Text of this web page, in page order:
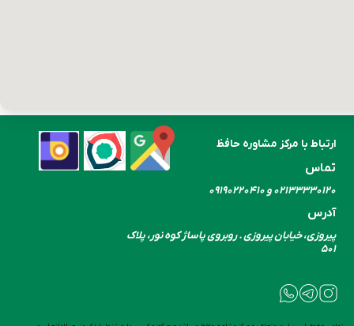
تماس
۰۲۱۳۳۳۳۰​​​​​​​۱۲۰ و ۰۹۱۹۰۲۲۰۴۱۰
آدرس
پیروزی، خیابان پیروزی . روبروی پاساژ کوه نور، پلاک
۵۰۱
ارتباط با مرکز مشاوره حافظ